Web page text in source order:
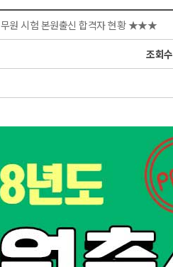
원 시험 본원출신 합격자 현황 ★★★
조회수